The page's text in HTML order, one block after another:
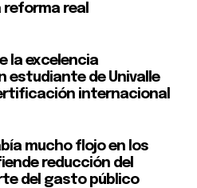
real
la excelencia
estudiante de Univalle
internacional
mucho flojo en los
reducción del
del gasto público